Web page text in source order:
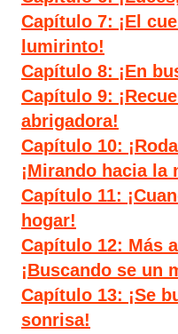
Capítulo 7: ¡El
lumirinto!
Capítulo 8: ¡En
Capítulo 9:
abrigadora!
Capítulo 10:
¡Mirando hacia la
Capítulo 11:
hogar!
Capítulo 12: Más
¡Buscando se un
Capítulo 13: ¡Se
sonrisa!